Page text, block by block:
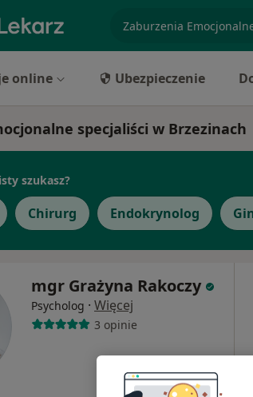
online Ubezpieczenie
specjaliści w Brzezinach
szukasz?
Chirurg Endokrynolog
mgr Grażyna Rakoczy
Psycholog · Więcej
3 opinie